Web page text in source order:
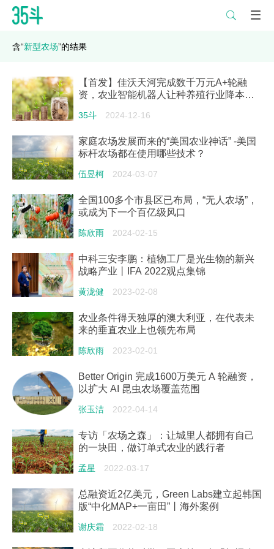

含“新型农场”的结果
【首发】佳沃天河完成数千万元A+轮融
资，农业智能机器人让种养殖行业降本增
35斗 2024-12-16
家庭农场发展而来的“美国农业神话” -美国
标杆农场都在使用哪些技术？
伍昱柯 2024-03-07
全国100多个市县区已布局，“无人农场”，
或成为下一个百亿级风口
陈欣雨 2024-02-15
中科三安李鹏：植物工厂是光生物的新兴
战略产业丨IFA 2022观点集锦
黄泷健 2023-02-08
农业条件得天独厚的澳大利亚，在代表未
来的垂直农业上也领先布局
陈欣雨 2023-02-01
Better Origin 完成1600万美元 A 轮融资，
以扩大 AI 昆虫农场覆盖范围
张玉洁 2022-04-14
专访「农场之森」：让城里人都拥有自己
的一块田，做订单式农业的践行者
孟星 2022-03-17
总融资近2亿美元，Green Labs建立起韩国
版“中化MAP+一亩田”丨海外案例
谢庆霜 2022-02-18